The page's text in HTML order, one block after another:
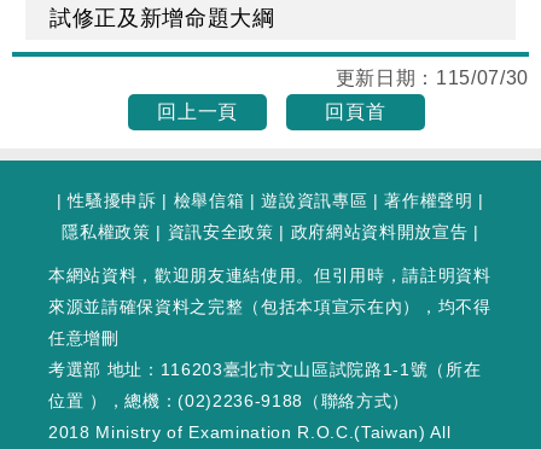
試修正及新增命題大綱
更新日期： 115/07/30
回上一頁
回頁首
|性騷擾申訴 | 檢舉信箱 |遊說資訊專區 |著作權聲明 |
隱私權政策 | 資訊安全政策 | 政府網站資料開放宣告 |
本網站資料，歡迎朋友連結使用。但引用時，請註明資料
來源並請確保資料之完整（包括本項宣示在內），均不得
任意增刪
考選部 地址：116203臺北市文山區試院路1-1號（ 所在
位置 ），總機：(02)2236-9188（聯絡方式）
2018 Ministry of Examination R.O.C.(Taiwan) All